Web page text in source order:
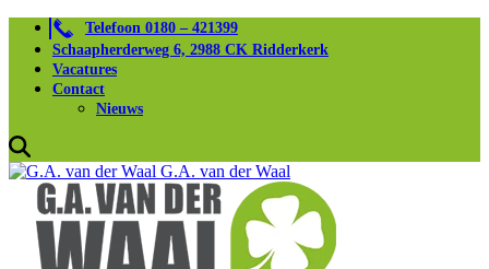
Telefoon 0180 – 421399
Schaapherderweg 6, 2988 CK Ridderkerk
Vacatures
Contact
Nieuws
G.A. van der Waal